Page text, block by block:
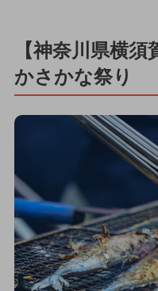
【神奈川県横
かさかな祭り